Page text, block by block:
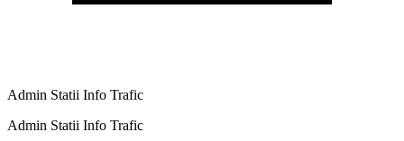
Admin Statii Info Trafic
Admin Statii Info Trafic